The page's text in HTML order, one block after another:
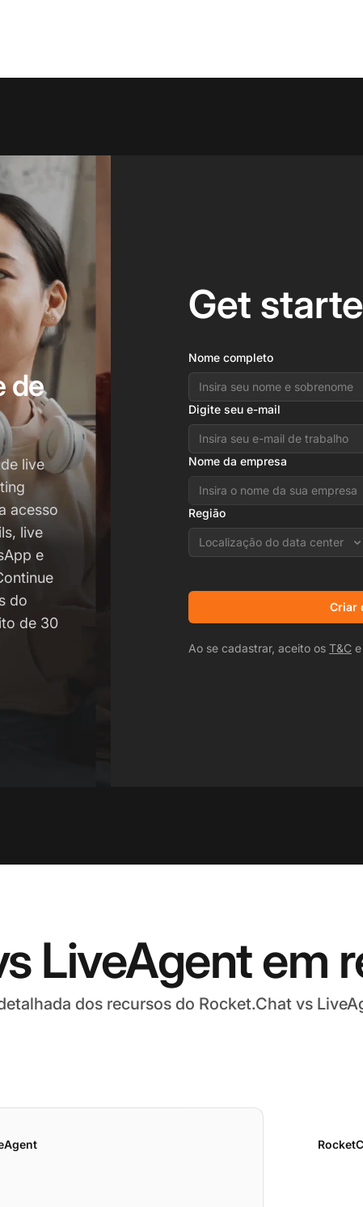
de
live
acesso
live
e
do
de 30
Get
Nome completo
Digite seu e-mail
Nome da empresa
Região
Localização do data center
Criar
Ao se cadastrar, aceito os T&C
LiveAgent em
dos recursos do Rocket.Chat vs